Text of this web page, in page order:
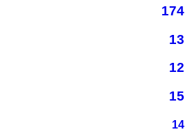
174
13
12
15
14